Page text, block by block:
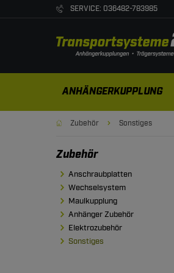
SERVICE: 036482-783985
ANHÄNGERKUPPLUNG
Zubehör Sonstiges
Zubehör
Anschraubplatten
Wechselsystem
Maulkupplung
Anhänger Zubehör
Elektrozubehör
Sonstiges